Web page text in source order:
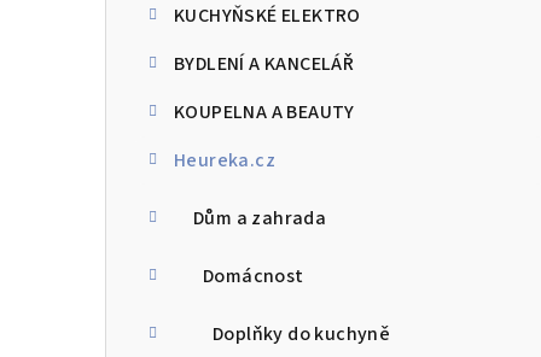
KUCHYŇSKÉ ELEKTRO
BYDLENÍ A KANCELÁŘ
KOUPELNA A BEAUTY
Heureka.cz
Dům a zahrada
Domácnost
Doplňky do kuchyně